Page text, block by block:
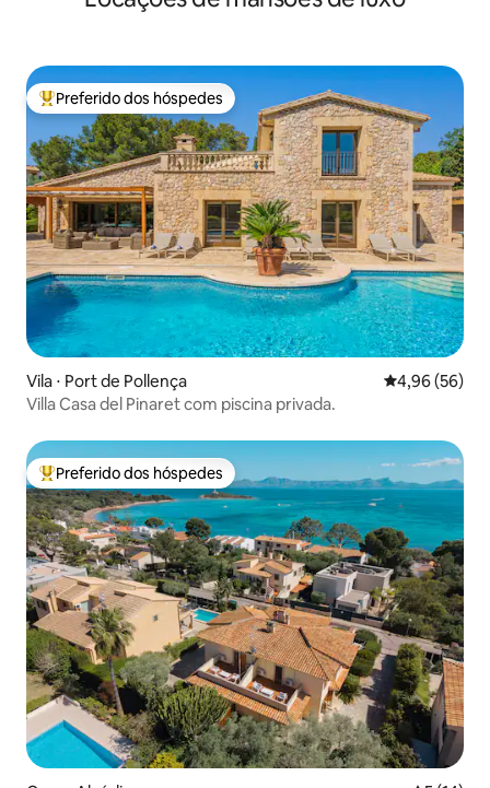
Entre os melhores preferidos dos hóspedes
Preferido dos hóspedes
Vila ⋅ Port de Pollença 4,96 de uma
4,96 (56)
Villa Casa del Pinaret com piscina privada.
Entre os melhores preferidos dos hóspedes
Preferido dos hóspedes